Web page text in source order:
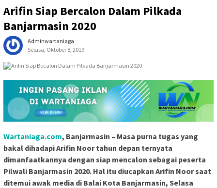
Arifin Siap Bercalon Dalam Pilkada
Banjarmasin 2020
Adminwartaniaga
Selasa, Oktober 8, 2019
Wartaniaga.com, Banjarmasin – Masa purna tugas yang
bakal dihadapi Arifin Noor tahun depan ternyata
dimanfaatkannya dengan siap mencalon sebagai peserta
Pilwali Banjarmasin 2020. Hal itu diucapkan Arifin Noor saat
ditemui awak media di Balai Kota Banjarmasin, Selasa